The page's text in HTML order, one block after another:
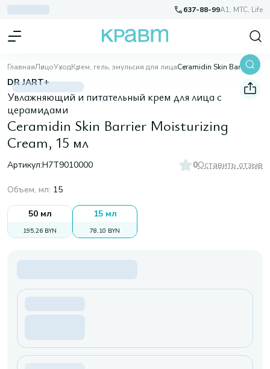
637-88-99A1, МТС, Life
ГлавнаяЛицоУходКрем, гель, эмульсия для лица Ceramidin Skin Barrier Moisturizing Cream, 15 мл
DR JART+
Увлажняющий и питательный крем для лица с
церамидами
Ceramidin Skin Barrier Moisturizing
Cream, 15 мл
Артикул:H7T9010000 0Оставить отзыв
Объем, мл: 15
50 мл
195,26 BYN
15 мл
78,10 BYN